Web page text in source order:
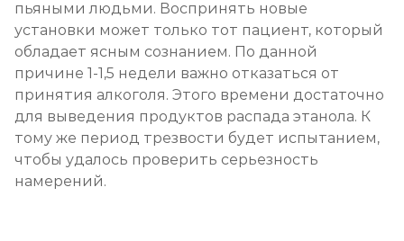
пьяными людьми. Воспринять новые
установки может только тот пациент, который
обладает ясным сознанием. По данной
причине 1-1,5 недели важно отказаться от
принятия алкоголя. Этого времени достаточно
для выведения продуктов распада этанола. К
тому же период трезвости будет испытанием,
чтобы удалось проверить серьезность
намерений.